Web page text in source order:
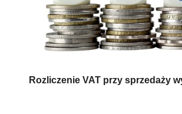
Rozliczenie VAT przy sprzedaży